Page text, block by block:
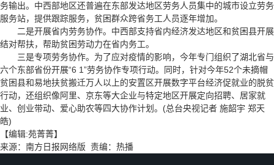
务输出。中西部地区还普遍在东部发达地区劳务人员集中的城市设立劳务
服务站，提供跟踪服务，贫困群众跨省务工人员逐年增加。
二是开展省内劳务协作。中西部支持省内经济发达地区和贫困县开展
结对帮扶，帮助贫困劳动力在省内务工。
三是专项劳务协作。为了应对疫情的影响，今年专门组织了湖北省与
六个东部省份开展“6 1”劳务协作专项行动。同时，针对今年52个未摘帽
贫困县和易地扶贫搬迁万人以上的安置区开展数字平台经济促就业的脱贫
行动，还组织像阿里、京东等大企业与特定地区开展定向招聘、居家就
业、创业带动、爱心助农等四大协作计划。(总台央视记者 施韶宇 郑天
皓)
【编辑:苑菁菁】
来源：南方日报网络版 责编：热播